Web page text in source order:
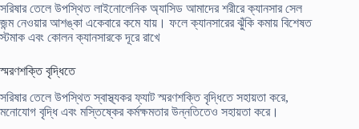
সরিষার তেলে উপস্থিত লাইনোলেনিক অ্যাসিড আমাদের শরীরে ক্যানসার সেল
জন্ম নেওয়ার আশঙ্কা একেবারে কমে যায়। ফলে ক্যানসারের ঝুঁকি কমায় বিশেষত
স্টমাক এবং কোলন ক্যানসারকে দূরে রাখে
স্মরণশক্তি বৃদ্ধিতে
সরিষার তেলে উপস্থিত স্বাস্থ্যকর ফ্যাট স্মরণশক্তি বৃদ্ধিতে সহায়তা করে,
মনোযোগ বৃদ্ধি এবং মস্তিষ্কের কর্মক্ষমতার উন্নতিতেও সহায়তা করে।